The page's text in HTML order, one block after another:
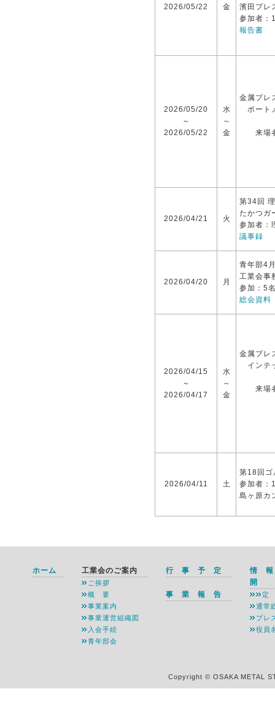
2026/05/22 金
濱田プレ
参加者：
報告書
2026/05/20
～
2026/05/22
水
～
金
金属プレ
ポート
来場者
2026/04/21 火
第34回
たかつガ
参加者：
議事録
2026/04/20 月
青年部4
工業会事
参加：5
総会資料
2026/04/15
～
2026/04/17
水
～
金
金属プレ
インテ
来場者
2026/04/11 土
第18回ゴ
参加者
島ヶ原カ
ホーム 工業会のご案内
ご挨拶
概 要
事業案内
事業運営組織図
入会手続
青年部会
行 事 予 定
事 業 報 告
情
開
定
通常
プレ
役員
Copyright © OSAKA METAL